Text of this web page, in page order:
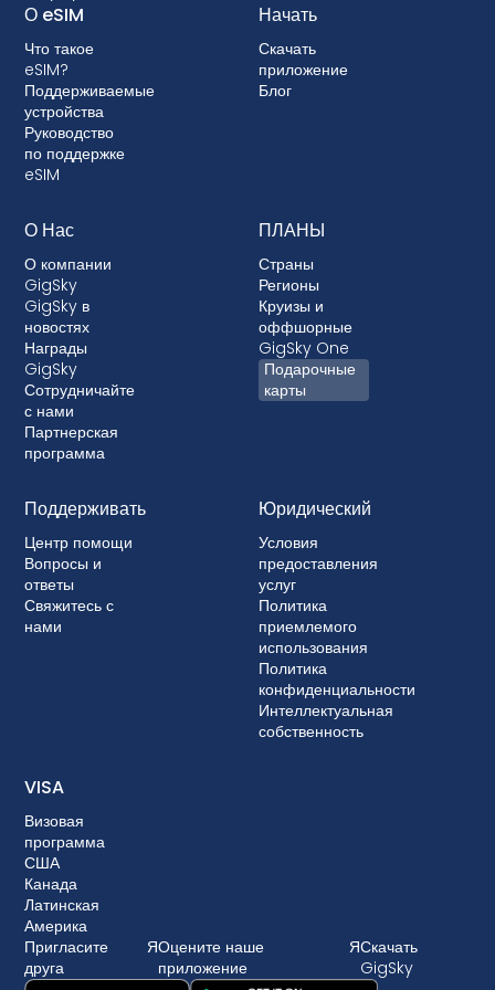
операторы связи также могут заблокировать
ваше устройство, не позволяя использовать
eSIM. Хотя блокировка не разрешена в
большинстве стран, в тех случаях, когда это
происходит, она почти всегда связана с
постоплатными тарифными планами, где ваше
устройство финансируется.
О eSIM
Что такое
eSIM?
Поддерживаемые
устройства
Руководство
по поддержке
eSIM
Начать
Скачать
приложение
Блог
О Нас
О компании
GigSky
GigSky в
новостях
Награды
GigSky
Сотрудничайте
с нами
Партнерская
программа
ПЛАНЫ
Страны
Регионы
Круизы и
оффшорные
GigSky One
Подарочные
карты
Поддерживать
Центр помощи
Вопросы и
ответы
Свяжитесь с
нами
Юридический
Условия
предоставления
услуг
Политика
приемлемого
использования
Политика
конфиденциальности
Интеллектуальная
собственность
VISA
Визовая
программа
США
Канада
Латинская
Америка
Пригласите
друга
ЯОцените наше
приложение
ЯСкачать
GigSky